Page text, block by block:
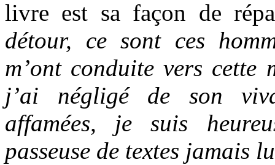
livre est sa façon de
détour, ce sont ces
m’ont conduite vers cette
j’ai négligé de son
affamées, je suis
passeuse de textes jamais